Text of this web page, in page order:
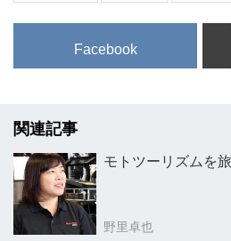
Facebook
関連記事
モトツーリズムを
野里卓也